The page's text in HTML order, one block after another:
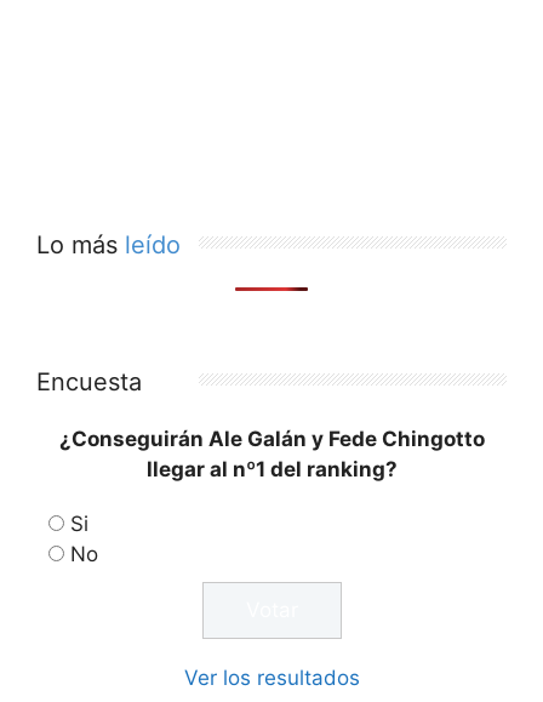
Lo más leído
Encuesta
¿Conseguirán Ale Galán y Fede Chingotto
llegar al nº1 del ranking?
Si
No
Ver los resultados